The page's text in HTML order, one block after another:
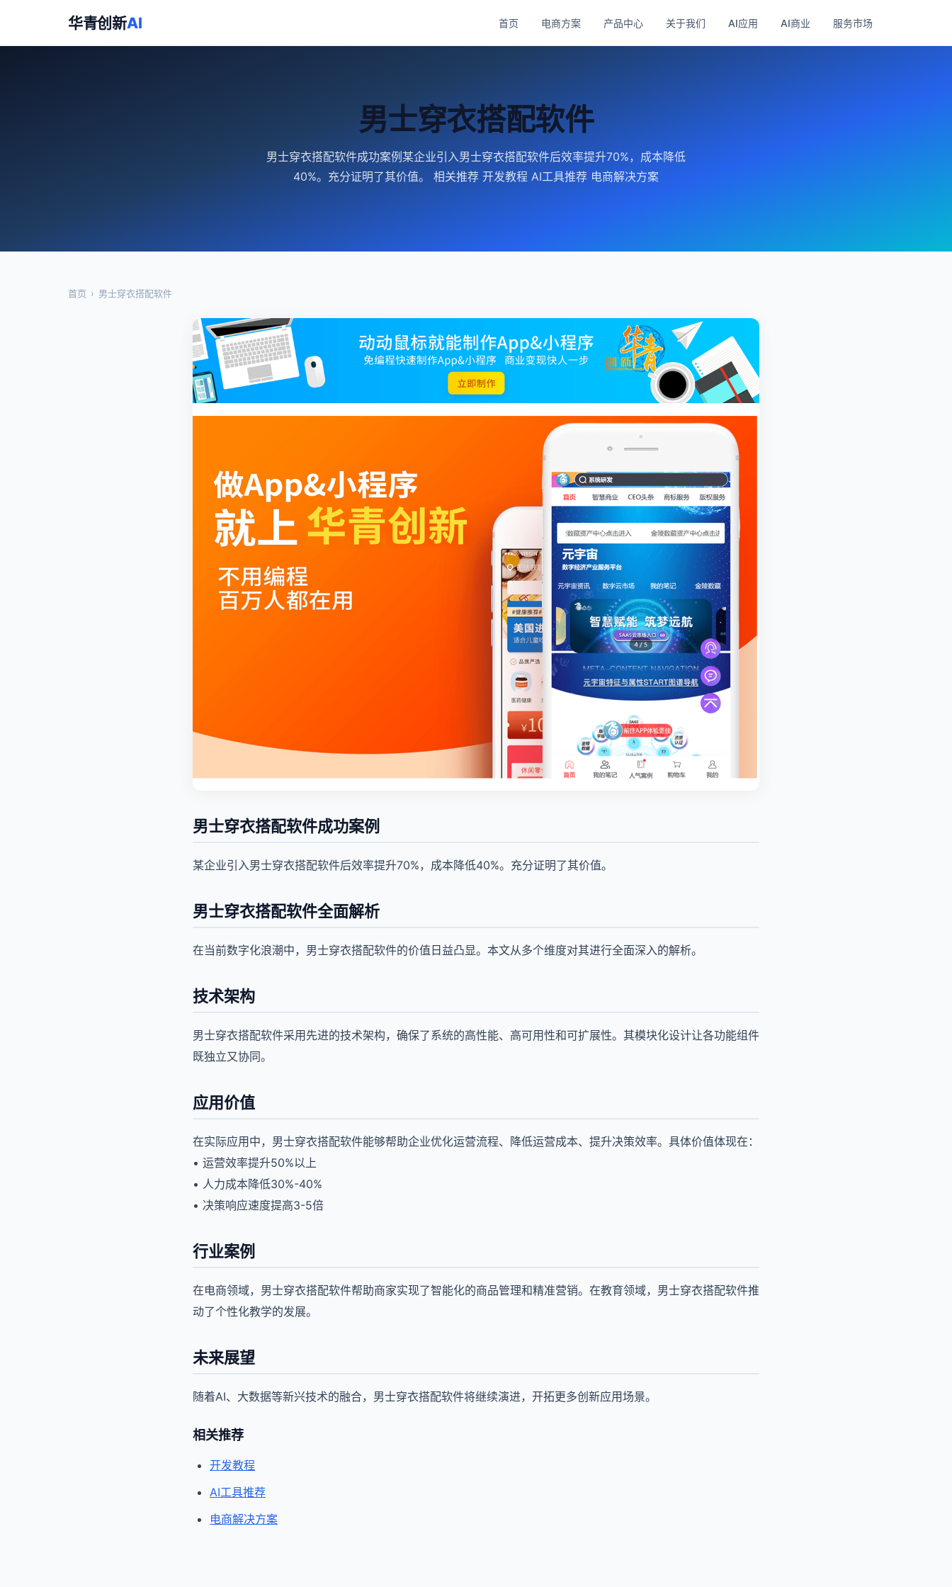
华青创新AI 首页 电商方案 产品中心 关于我们 AI应用 AI商业 服务市场
男士穿衣搭配软件
男士穿衣搭配软件成功案例某企业引入男士穿衣搭配软件后效率提升70%，成本降低
40%。充分证明了其价值。 相关推荐 开发教程 AI工具推荐 电商解决方案
首页 › 男士穿衣搭配软件
男士穿衣搭配软件成功案例
某企业引入男士穿衣搭配软件后效率提升70%，成本降低40%。充分证明了其价值。
男士穿衣搭配软件全面解析
在当前数字化浪潮中，男士穿衣搭配软件的价值日益凸显。本文从多个维度对其进行全面深入的解析。
技术架构
男士穿衣搭配软件采用先进的技术架构，确保了系统的高性能、高可用性和可扩展性。其模块化设计让各功能组件
既独立又协同。
应用价值
在实际应用中，男士穿衣搭配软件能够帮助企业优化运营流程、降低运营成本、提升决策效率。具体价值体现在：
• 运营效率提升50%以上
• 人力成本降低30%-40%
• 决策响应速度提高3-5倍
行业案例
在电商领域，男士穿衣搭配软件帮助商家实现了智能化的商品管理和精准营销。在教育领域，男士穿衣搭配软件推
动了个性化教学的发展。
未来展望
随着AI、大数据等新兴技术的融合，男士穿衣搭配软件将继续演进，开拓更多创新应用场景。
相关推荐
开发教程
AI工具推荐
电商解决方案